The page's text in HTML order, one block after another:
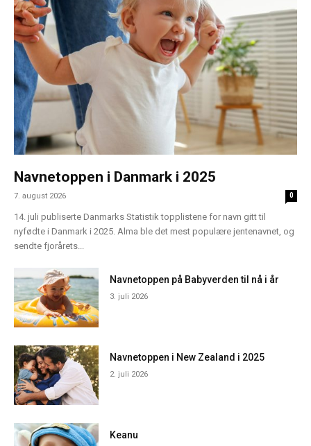
Navnetoppen i Danmark i 2025
7. august 2026 0
14. juli publiserte Danmarks Statistik topplistene for navn gitt til
nyfødte i Danmark i 2025. Alma ble det mest populære jentenavnet, og
sendte fjorårets...
Navnetoppen på Babyverden til nå i år
3. juli 2026
Navnetoppen i New Zealand i 2025
2. juli 2026
Keanu